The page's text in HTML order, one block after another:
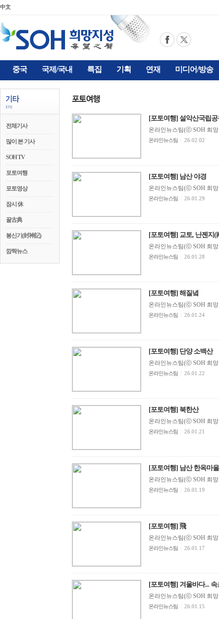
中文
중국 국제/국내 특집 기획 연재 미디어/방송
전체기사
많이 본 기사
SOH TV
포토여행
포토영상
잠시 休
꿀古典
봉신기(封神記)
깜짝뉴스
[포토여행] 설악산국립공
온라인뉴스팀(ⓒ SOH 희망
온라인뉴스팀 26.02.02
[포토여행] 남산 야경
온라인뉴스팀(ⓒ SOH 희망
온라인뉴스팀 26.01.29
[포토여행] 교토, 난젠지(
온라인뉴스팀(ⓒ SOH 희망
온라인뉴스팀 26.01.28
[포토여행] 해질녘
온라인뉴스팀(ⓒ SOH 희망
온라인뉴스팀 26.01.24
[포토여행] 단양 소백산
온라인뉴스팀(ⓒ SOH 희망
온라인뉴스팀 26.01.22
[포토여행] 북한산
온라인뉴스팀(ⓒ SOH 희망
온라인뉴스팀 26.01.21
[포토여행] 남산 한옥마을
온라인뉴스팀(ⓒ SOH 희망
온라인뉴스팀 26.01.19
[포토여행] 飛
온라인뉴스팀(ⓒ SOH 희망
온라인뉴스팀 26.01.17
[포토여행] 겨울바다...
온라인뉴스팀(ⓒ SOH 희망
온라인뉴스팀 26.01.15